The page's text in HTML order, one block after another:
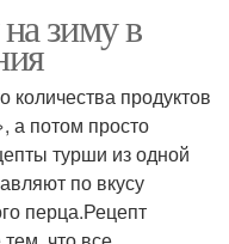
зиму в
количества продуктов
а потом просто
турши из одной
по вкусу
перца.Рецепт